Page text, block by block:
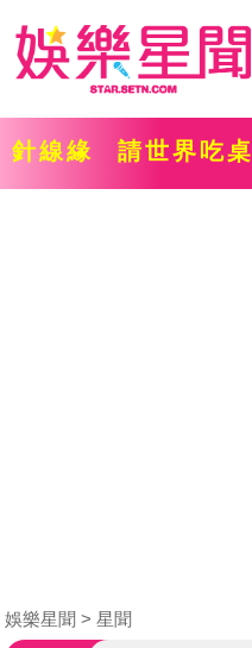
針線緣 請世界吃桌
娛樂星聞 星聞